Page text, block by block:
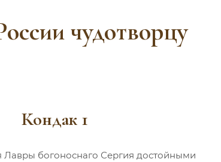
чудотворцу
Кондак 1
Лавры богоноснаго Сергия достойными